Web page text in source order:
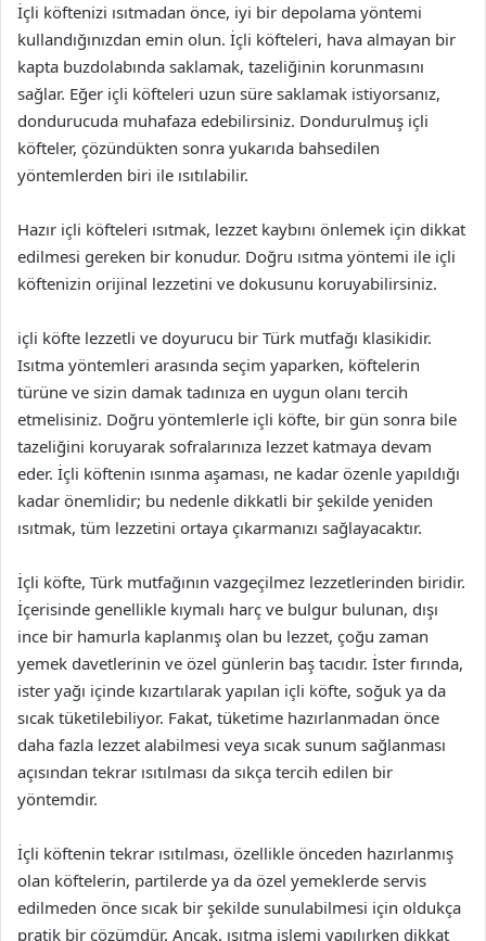
İçli köftenizi ısıtmadan önce, iyi bir depolama yöntemi
kullandığınızdan emin olun. İçli köfteleri, hava almayan bir
kapta buzdolabında saklamak, tazeliğinin korunmasını
sağlar. Eğer içli köfteleri uzun süre saklamak istiyorsanız,
dondurucuda muhafaza edebilirsiniz. Dondurulmuş içli
köfteler, çözündükten sonra yukarıda bahsedilen
yöntemlerden biri ile ısıtılabilir.
Hazır içli köfteleri ısıtmak, lezzet kaybını önlemek için dikkat
edilmesi gereken bir konudur. Doğru ısıtma yöntemi ile içli
köftenizin orijinal lezzetini ve dokusunu koruyabilirsiniz.
içli köfte lezzetli ve doyurucu bir Türk mutfağı klasikidir.
Isıtma yöntemleri arasında seçim yaparken, köftelerin
türüne ve sizin damak tadınıza en uygun olanı tercih
etmelisiniz. Doğru yöntemlerle içli köfte, bir gün sonra bile
tazeliğini koruyarak sofralarınıza lezzet katmaya devam
eder. İçli köftenin ısınma aşaması, ne kadar özenle yapıldığı
kadar önemlidir; bu nedenle dikkatli bir şekilde yeniden
ısıtmak, tüm lezzetini ortaya çıkarmanızı sağlayacaktır.
İçli köfte, Türk mutfağının vazgeçilmez lezzetlerinden biridir.
İçerisinde genellikle kıymalı harç ve bulgur bulunan, dışı
ince bir hamurla kaplanmış olan bu lezzet, çoğu zaman
yemek davetlerinin ve özel günlerin baş tacıdır. İster fırında,
ister yağı içinde kızartılarak yapılan içli köfte, soğuk ya da
sıcak tüketilebiliyor. Fakat, tüketime hazırlanmadan önce
daha fazla lezzet alabilmesi veya sıcak sunum sağlanması
açısından tekrar ısıtılması da sıkça tercih edilen bir
yöntemdir.
İçli köftenin tekrar ısıtılması, özellikle önceden hazırlanmış
olan köftelerin, partilerde ya da özel yemeklerde servis
edilmeden önce sıcak bir şekilde sunulabilmesi için oldukça
pratik bir çözümdür. Ancak, ısıtma işlemi yapılırken dikkat